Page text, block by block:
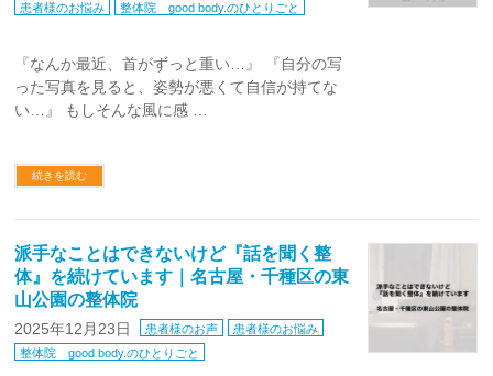
患者様のお悩み
整体院 good body.のひとりごと
『なんか最近、首がずっと重い…』 『自分の写
った写真を見ると、姿勢が悪くて自信が持てな
い…』 もしそんな風に感 …
続きを読む
派手なことはできないけど『話を聞く整
体』を続けています｜名古屋・千種区の東
山公園の整体院
2025年12月23日 患者様のお声
患者様のお悩み
整体院 good body.のひとりごと